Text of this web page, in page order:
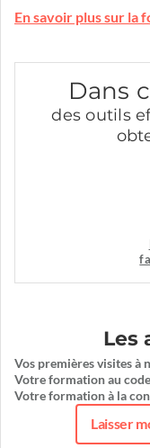
En savoir plus sur la
Dans
des outils
Les
Vos premières visites à
Votre formation au code
Votre formation à la
Laisser